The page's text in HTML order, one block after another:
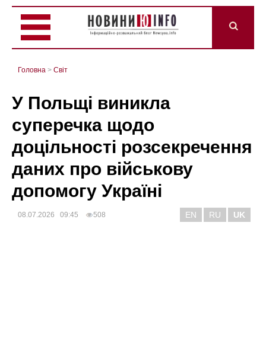
Головна > Світ
У Польщі виникла
суперечка щодо
доцільності розсекречення
даних про військову
допомогу Україні
08.07.2026 09:45 508 EN RU UK